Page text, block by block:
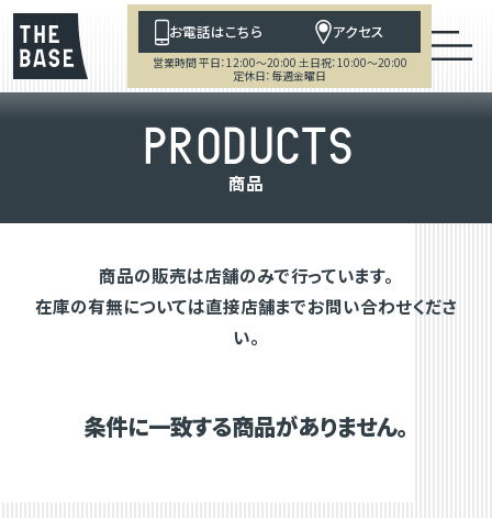
お電話はこちら アクセス
営業時間 平日：12:00～20:00 土日祝：10:00～20:00
定休日：毎週金曜日
PRODUCTS
商品
商品の販売は店舗のみで行っています。
在庫の有無については直接店舗までお問い合わせくださ
い。
条件に一致する商品がありません。